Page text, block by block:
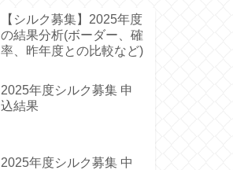
【シルク募集】2025年度
の結果分析(ボーダー、確
率、昨年度との比較など)
2025年度シルク募集 申
込結果
2025年度シルク募集 中